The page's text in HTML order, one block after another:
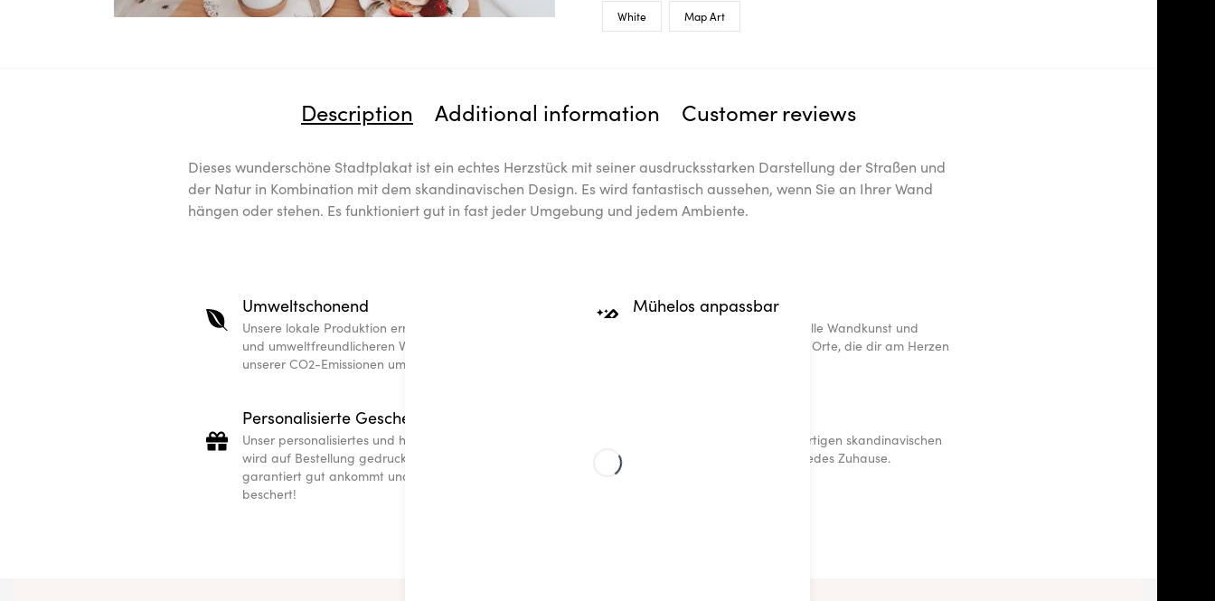
White Map Art
Description Additional information Customer reviews
Dieses wunderschöne Stadtplakat ist ein echtes Herzstück mit seiner ausdrucksstarken Darstellung der Straßen und
der Natur in Kombination mit dem skandinavischen Design. Es wird fantastisch aussehen, wenn Sie an Ihrer Wand
hängen oder stehen. Es funktioniert gut in fast jeder Umgebung und jedem Ambiente.
Umweltschonend
Unsere lokale Produktion ermöglicht einen schnelleren
und umweltfreundlicheren Versand und die Reduzierung
unserer CO2-Emissionen um 67%.
Mühelos anpassbar
Erstelle ganz einfach individuelle Wandkunst und
personalisiere die besonderen Orte, die dir am Herzen
Personalisierte Geschenke
Unser personalisiertes und hochwertiges Kartenposter
wird auf Bestellung gedruckt. Ein Geschenk, das
garantiert gut ankommt und ein Leben lang Freude
beschert!
Unsere trendigen und hochwertigen skandinavischen
Designs passen garantiert in jedes Zuhause.